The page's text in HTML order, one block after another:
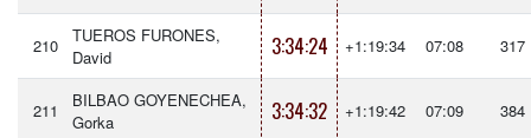
210
TUEROS FURONES,
David
3:34:24 +1:19:34 07:08 317
211
BILBAO GOYENECHEA,
Gorka
3:34:32 +1:19:42 07:09 384